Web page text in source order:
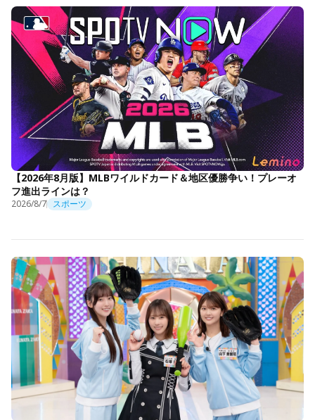
【2026年8月版】MLBワイルドカード＆地区優勝争い！プレーオ
フ進出ラインは？
2026/8/7 スポーツ